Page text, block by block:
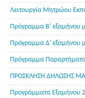
Λειτουργία Μητρώου
Πρόγραμμα Β' εξαμήνου
Πρόγραμμα Δ' εξαμήνου
Πρόγραμμα
ΠΡΟΣΚΛΗΣΗ ΔΗΛΩΣΗΣ
Προγράμματα Εξαμήνου